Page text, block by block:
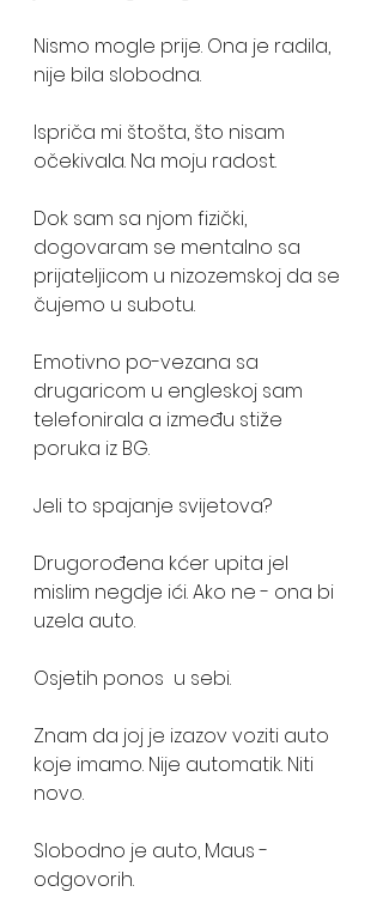
Nismo mogle prije. Ona je radila,
nije bila slobodna.
Ispriča mi štošta, što nisam
očekivala. Na moju radost.
Dok sam sa njom fizički,
dogovaram se mentalno sa
prijateljicom u nizozemskoj da se
čujemo u subotu.
Emotivno po-vezana sa
drugaricom u engleskoj sam
telefonirala a između stiže
poruka iz BG.
Jeli to spajanje svijetova?
Drugorođena kćer upita jel
mislim negdje ići. Ako ne - ona bi
uzela auto.
Osjetih ponos  u sebi.
Znam da joj je izazov voziti auto
koje imamo. Nije automatik. Niti
novo.
Slobodno je auto, Maus -
odgovorih.